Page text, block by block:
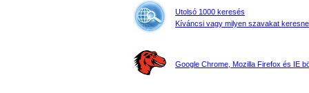
Utolsó 1000 keresés
Kíváncsi vagy milyen szavakat
Google Chrome, Mozilla Firefox és IE